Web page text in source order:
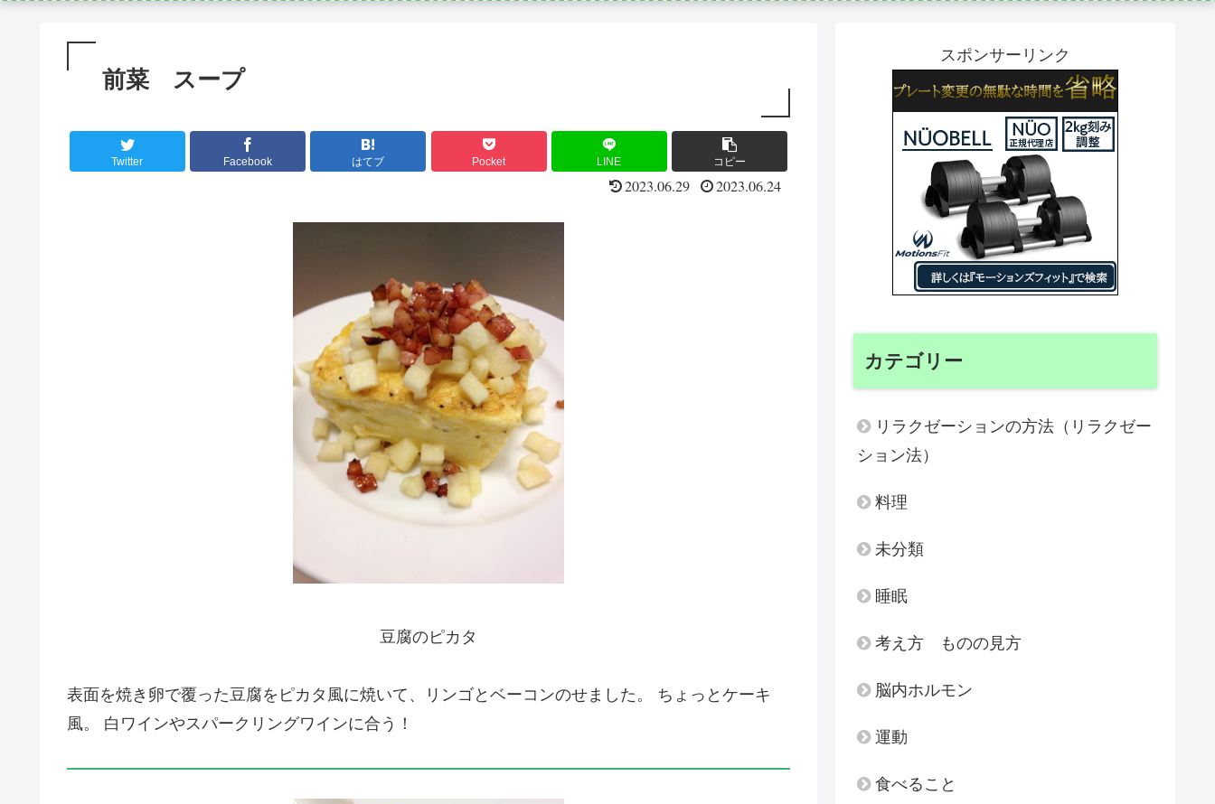
前菜 スープ
Twitter Facebook はてブ Pocket LINE コピー
2023.06.29 2023.06.24
豆腐のピカタ
表面を焼き卵で覆った豆腐をピカタ風に焼いて、リンゴとベーコンのせました。 ちょっとケーキ
風。 白ワインやスパークリングワインに合う！
スポンサーリンク
カテゴリー
リラクゼーションの方法（リラクゼー
ション法）
料理
未分類
睡眠
考え方 ものの見方
脳内ホルモン
運動
食べること